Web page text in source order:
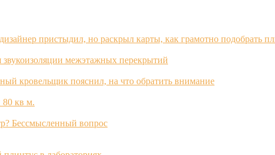
пристыдил, но раскрыл карты, как грамотно подобрать
межэтажных перекрытий
кровельщик пояснил, на что обратить внимание
80 кв м.
Бессмысленный вопрос